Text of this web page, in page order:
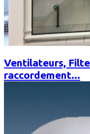
Ventilateurs,
raccordement...